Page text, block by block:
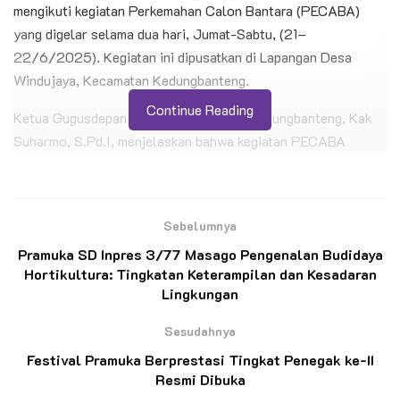
mengikuti kegiatan Perkemahan Calon Bantara (PECABA)
yang digelar selama dua hari, Jumat-Sabtu, (21–
22/6/2025). Kegiatan ini dipusatkan di Lapangan Desa
Windujaya, Kecamatan Kedungbanteng.
Ketua Gugusdepan SMK Diponegoro 3 Kedungbanteng, Kak
Suharmo, S.Pd.I, menjelaskan bahwa kegiatan PECABA
memenuhi kriteria untuk dilantik dan dikukuhkan sebagai
Penegak Bantara.
Kairo, Pensosbud KBRI Kairo: “Ini Transfer
Continue Reading
Sebelumnya
Pramuka SD Inpres 3/77 Masago Pengenalan Budidaya
Hortikultura: Tingkatan Keterampilan dan Kesadaran
Lingkungan
Sesudahnya
Festival Pramuka Berprestasi Tingkat Penegak ke-II
Resmi Dibuka